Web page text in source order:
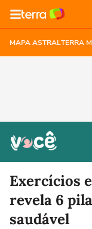
MAPA ASTRALTERRA
Exercícios
revela 6
saudável